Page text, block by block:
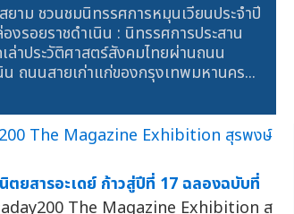
ยาม ชวนชมนิทรรศการหมุนเวียนประจำปี
งรอยราชดำเนิน : นิทรรศการประสาน
ล่าประวัติศาสตร์สังคมไทยผ่านถนน
น ถนนสายเก่าแก่ของกรุงเทพมหานคร...
ตยสารอะเดย์ ก้าวสู่ปีที่ 17 ฉลองฉบับที่
The Magazine Exhibition สุ